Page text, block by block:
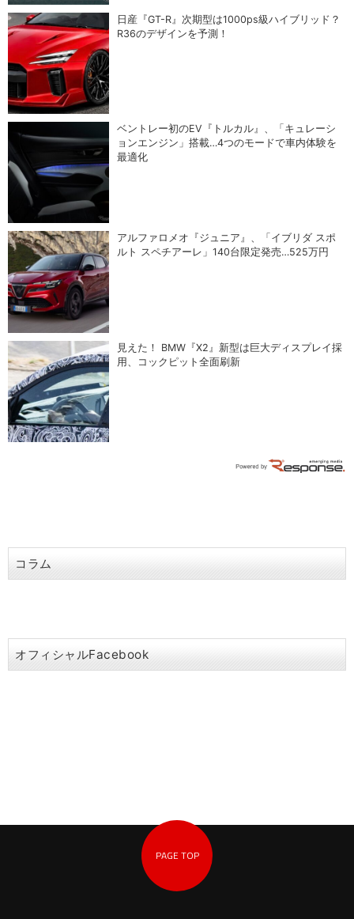
日産『GT-R』次期型は1000ps級ハイブリッド？
R36のデザインを予測！
ベントレー初のEV『トルカル』、「キュレーシ
ョンエンジン」搭載…4つのモードで車内体験を
最適化
アルファロメオ『ジュニア』、「イブリダ スポ
ルト スペチアーレ」140台限定発売…525万円
見えた！ BMW『X2』新型は巨大ディスプレイ採
用、コックピット全面刷新
コラム
オフィシャルFacebook
PAGE TOP